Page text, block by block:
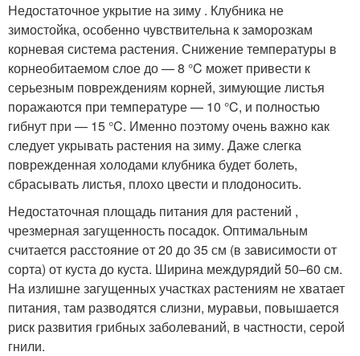
Недостаточное укрытие на зиму . Клубника не
зимостойка, особенно чувствительна к заморозкам
корневая система растения. Снижение температуры в
корнеобитаемом слое до — 8 °C может привести к
серьезным повреждениям корней, зимующие листья
поражаются при температуре — 10 °C, и полностью
гибнут при — 15 °C. Именно поэтому очень важно как
следует укрывать растения на зиму. Даже слегка
поврежденная холодами клубника будет болеть,
сбрасывать листья, плохо цвести и плодоносить.
Недостаточная площадь питания для растений ,
чрезмерная загущенность посадок. Оптимальным
считается расстояние от 20 до 35 см (в зависимости от
сорта) от куста до куста. Ширина междурядий 50–60 см.
На излишне загущенных участках растениям не хватает
питания, там разводятся слизни, муравьи, повышается
риск развития грибных заболеваний, в частности, серой
гнили.